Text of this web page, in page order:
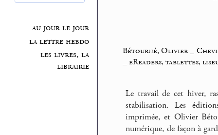
au jour le jour
la lettre hebdo
les livres, la
librairie
Bétourné, Olivier_
eReaders, tablettes,
Le travail de cet hiver,
stabilisation. Les
imprimée, et Olivier
numérique, de façon à